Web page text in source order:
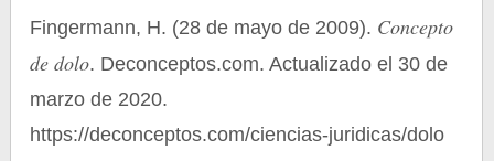
Fingermann, H. (28 de mayo de 2009). Concepto
de dolo. Deconceptos.com. Actualizado el 30 de
marzo de 2020.
https://deconceptos.com/ciencias-juridicas/dolo